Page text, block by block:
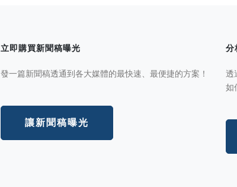
立即購買新聞稿曝光
發一篇新聞稿透通到各大媒體的最快速、最便捷的方案！
讓新聞稿曝光
分
透
如